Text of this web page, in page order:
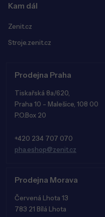
Kam dál
Zenit.cz
Stroje.zenit.cz
Prodejna Praha
Tiskařská 8a/620,
Praha 10 - Malešice, 108 00
P.O.Box 20
+420 234 707 070
pha.eshop@zenit.cz
Prodejna Morava
Červená Lhota 13
783 21 Bílá Lhota